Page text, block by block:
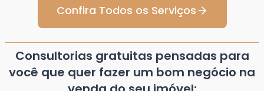
Confira Todos os Serviços
Consultorias gratuitas pensadas para
você que quer fazer um bom negócio na